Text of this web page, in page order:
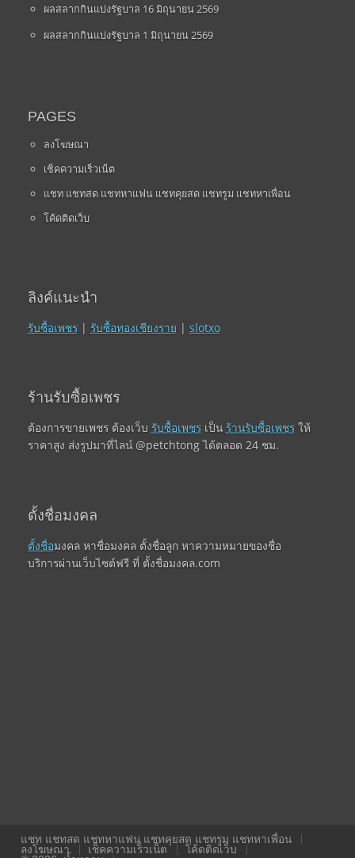
ผลสลากกินแบ่งรัฐบาล 16 มิถุนายน 2569
ผลสลากกินแบ่งรัฐบาล 1 มิถุนายน 2569
PAGES
ลงโฆษณา
เช็คความเร็วเน็ต
แชท แชทสด แชทหาแฟน แชทคุยสด แชทรูม แชทหาเพื่อน
โค้ดติดเว็บ
ลิงค์แนะนำ
รับซื้อเพชร| รับซื้อทองเชียงราย | slotxo
ร้านรับซื้อเพชร
ต้องการขายเพชร ต้องเว็บ รับซื้อเพชรเป็น ร้านรับซื้อเพชรให้
ราคาสูง ส่งรูปมาที่ไลน์ @petchtong ได้ตลอด 24 ชม.
ตั้งชื่อมงคล
ตั้งชื่อมงคล หาชื่อมงคล ตั้งชื่อลูก หาความหมายของชื่อ
บริการผ่านเว็บไซต์ฟรี ที่ ตั้งชื่อมงคล.com
แชท แชทสด แชทหาแฟน แชทคุยสด แชทรูม แชทหาเพื่อน
ลงโฆษณา
เช็คความเร็วเน็ต
โค้ดติดเว็บ